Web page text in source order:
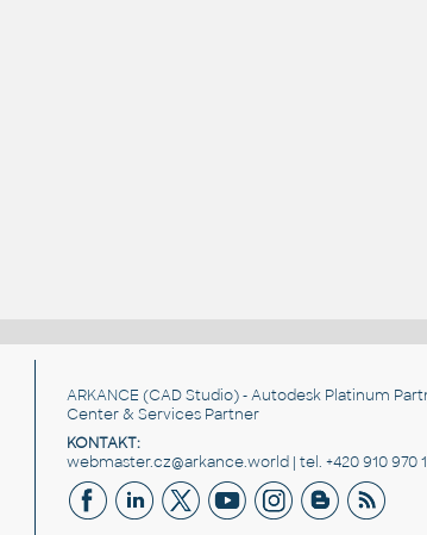
ARKANCE (CAD Studio) - Autodesk Platinum
Center & Services Partner
KONTAKT:
webmaster.cz@arkance.world | tel. +420 910 970